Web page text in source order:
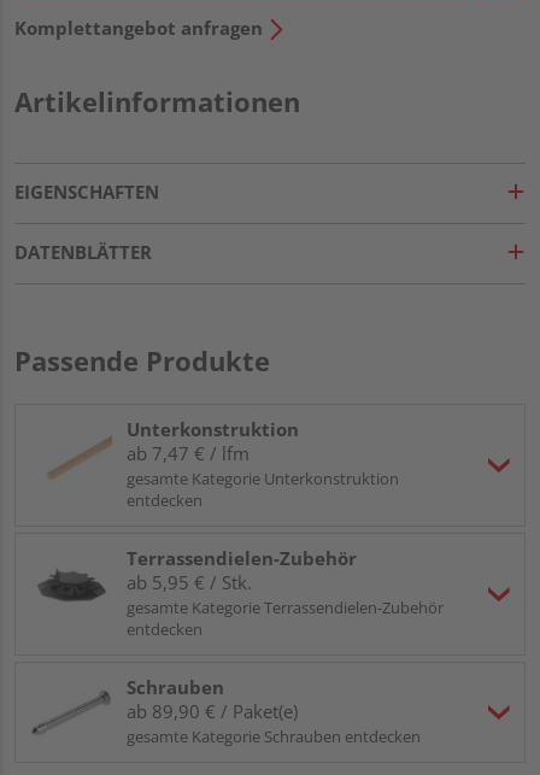
Komplettangebot anfragen
Artikelinformationen
EIGENSCHAFTEN
DATENBLÄTTER
Passende Produkte
Unterkonstruktion
ab 7,47 € / lfm
gesamte Kategorie Unterkonstruktion
entdecken
Terrassendielen-Zubehör
ab 5,95 € / Stk.
gesamte Kategorie Terrassendielen-Zubehör
entdecken
Schrauben
ab 89,90 € / Paket(e)
gesamte Kategorie Schrauben entdecken